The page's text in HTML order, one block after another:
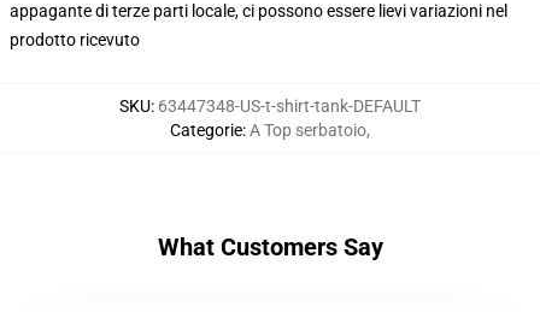
appagante di terze parti locale, ci possono essere lievi variazioni nel
prodotto ricevuto
SKU: 63447348-US-t-shirt-tank-DEFAULT
Categorie:A Top serbatoio,
What Customers Say